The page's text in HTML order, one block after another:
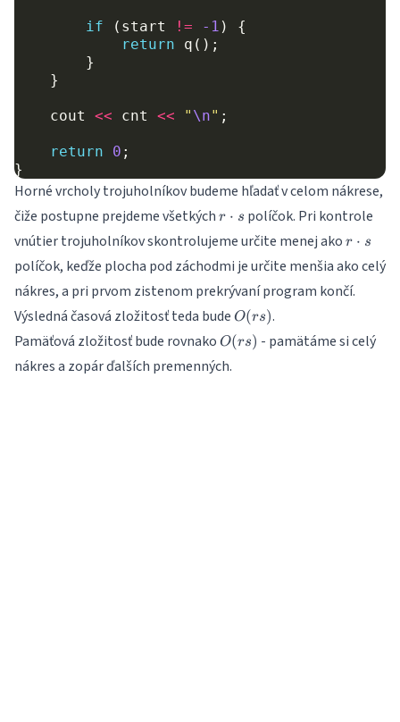
if ( start != -1 )
{
return
q ();
}
}
cout << cnt << " \n" ;
return 0 ;
}
Horné vrcholy trojuholníkov budeme hľadať v celom nákrese,
čiže postupne prejdeme všetkých r
\cdot
s
r ⋅ s políčok. Pri kontrole
vnútier trojuholníkov skontrolujeme určite menej ako r
s
r ⋅ s
políčok, keďže plocha pod záchodmi je určite menšia ako celý
nákres, a pri prvom zistenom prekrývaní program končí.
Výsledná časová zložitosť teda bude O(rs)
O(rs).
Pamäťová zložitosť bude rovnako O(rs)
O(rs) - pamätáme si celý
nákres a zopár ďalších premenných.